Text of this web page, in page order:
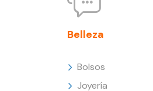
Belleza
Bolsos
Joyería